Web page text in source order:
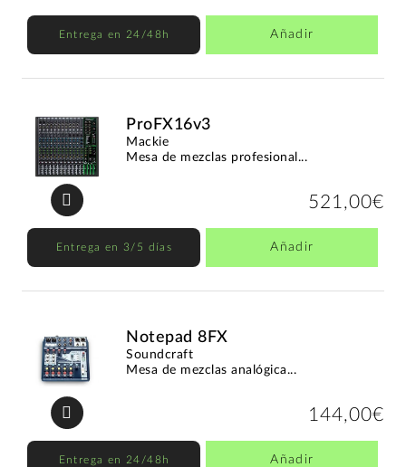
Entrega en 24/48h Añadir
ProFX16v3
Mackie
Mesa de mezclas profesional...
521,00€
Entrega en 3/5 días Añadir
Notepad 8FX
Soundcraft
Mesa de mezclas analógica...
144,00€
Entrega en 24/48h Añadir